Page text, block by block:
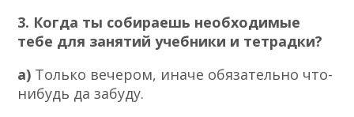
3. Когда ты собираешь необходимые
тебе для занятий учебники и тетрадки?
а) Только вечером, иначе обязательно что-
нибудь да забуду.